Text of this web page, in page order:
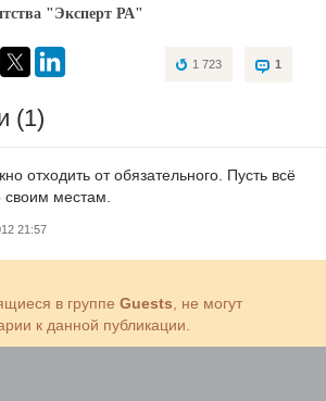
"Эксперт РА"
1
1 723
(1)
отходить от обязательного. Пусть всё
своим местам.
21:57
в группе Guests , не могут
к данной публикации.